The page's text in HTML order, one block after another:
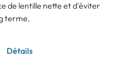
de lentille nette et d'éviter
terme.
Détails